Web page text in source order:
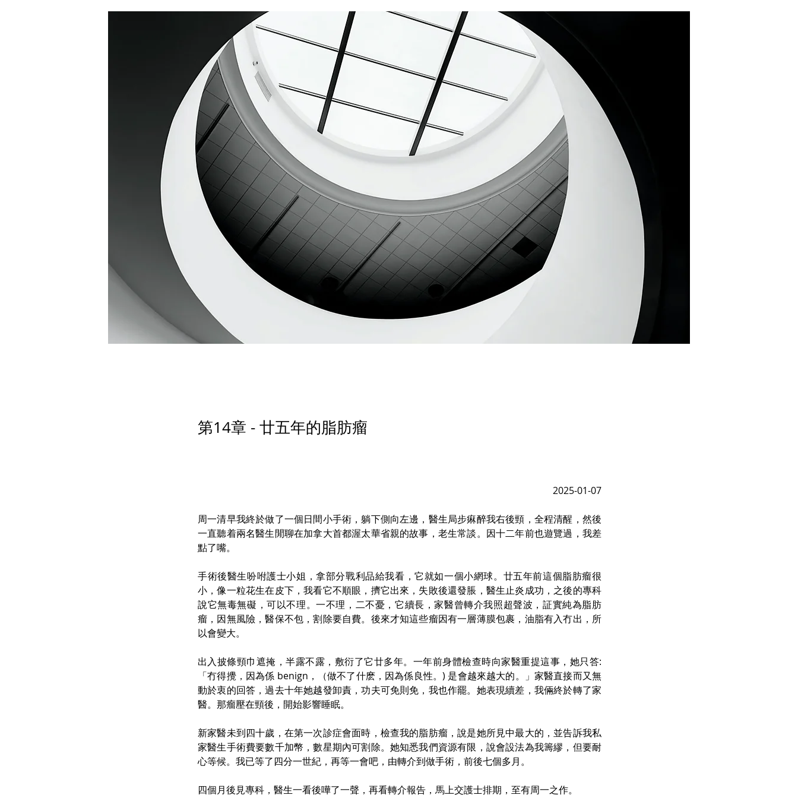
第14章 - 廿五年的脂肪瘤
2025-01-07
周一清早我終於做了一個日間小手術，躺下側向左邊，醫生局步痳醉我右後頸，全程清醒，然後
一直聽着兩名醫生閒聊在加拿大首都渥太華省親的故事，老生常談。因十二年前也遊覽過，我差
點了嘴。
手術後醫生吩咐護士小姐，拿部分戰利品給我看，它就如一個小網球。廿五年前這個脂肪瘤很
小，像一粒花生在皮下，我看它不順眼，擠它出來，失敗後還發脹，醫生止炎成功，之後的專科
說它無毒無礙，可以不理。一不理，二不憂，它續長，家醫曾轉介我照超聲波，証實純為脂肪
瘤，因無風險，醫保不包，割除要自費。後來才知這些瘤因有一層薄膜包裹，油脂有入冇出，所
以會變大。
出入披條頸巾遮掩，半露不露，敷衍了它廿多年。一年前身體檢查時向家醫重提這事，她只答:
「冇得攪，因為係 benign，（做不了什麽，因為係良性。) 是會越來越大的。」家醫直接而又無
動於衷的回答，過去十年她越發卸責，功夫可免則免，我也作罷。她表現續差，我倆終於轉了家
醫。那瘤壓在頸後，開始影響睡眠。
新家醫未到四十歲，在第一次診症會面時，檢查我的脂肪瘤，說是她所見中最大的，並告訴我私
家醫生手術費要數千加幣，數星期內可割除。她知悉我們資源有限，說會設法為我籌繆，但要耐
心等候。我已等了四分一世紀，再等一會吧，由轉介到做手術，前後七個多月。
四個月後見專科，醫生一看後嘩了一聲，再看轉介報告，馬上交護士排期，至有周一之作。